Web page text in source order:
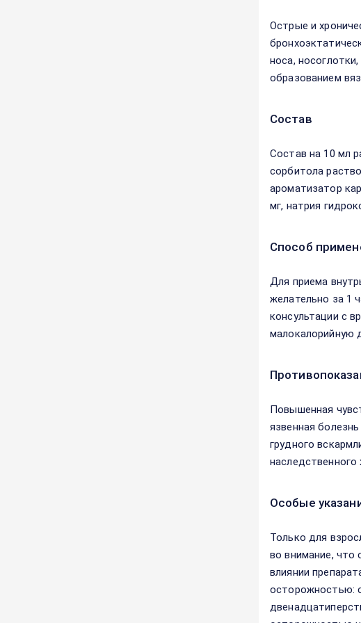
Острые и
носа,
образованием
Состав
Состав на 10 мл
сорбитола
ароматизатор
мг, натрия
Способ
Для приема
желательно за 1
консультации с
малокалорийную
Повышенная
язвенная
грудного
Особые
Только для
во внимание, что
влиянии
осторожностью: